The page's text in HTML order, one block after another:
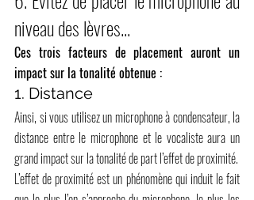
niveau des lèvres...
Ces trois facteurs de placement auront un
impact sur la tonalité obtenue :
1. Distance
Ainsi, si vous utilisez un microphone à condensateur, la
distance entre le microphone et le vocaliste aura un
grand impact sur la tonalité de part l’effet de proximité.
L’effet de proximité est un phénomène qui induit le fait